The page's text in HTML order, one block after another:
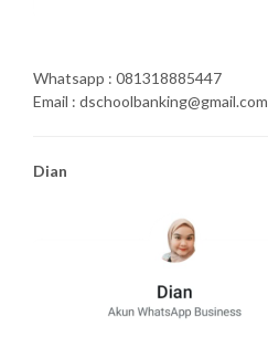
Whatsapp : 081318885447
Email : dschoolbanking@gmail.com
Dian